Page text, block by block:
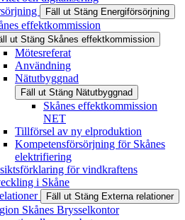
Fäll ut Stäng Energiförsörjning
effektkommission
ut Stäng Skånes effektkommission
Mötesreferat
Användning
Nätutbyggnad
Fäll ut Stäng Nätutbyggnad
Skånes effektkommission
NET
Tillförsel av ny elproduktion
Kompetensförsörjning för Skånes
elektrifiering
för vindkraftens
i Skåne
Fäll ut Stäng Externa relationer
Skånes Brysselkontor